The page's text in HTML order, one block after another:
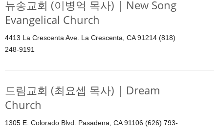
뉴송교회 (이병억 목사) | New Song
Evangelical Church
4413 La Crescenta Ave. La Crescenta, CA 91214 (818)
248-9191
드림교회 (최요셉 목사) | Dream
Church
1305 E. Colorado Blvd. Pasadena, CA 91106 (626) 793-